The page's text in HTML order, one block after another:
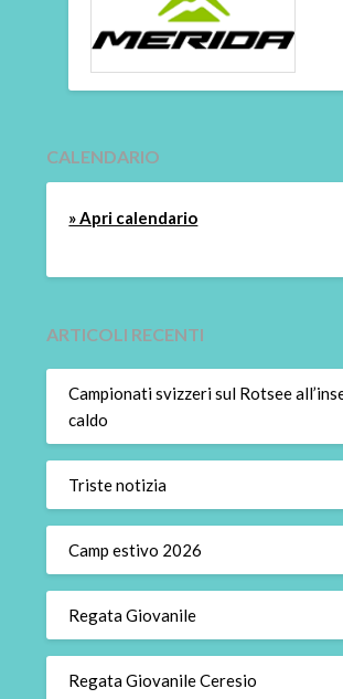
CALENDARIO
» Apri calendario
ARTICOLI RECENTI
Campionati svizzeri sul Rotsee
caldo
Triste notizia
Camp estivo 2026
Regata Giovanile
Regata Giovanile Ceresio